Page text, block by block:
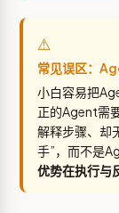
⚠️
常见误区：
小白容易把
正的Agent需
解释步骤、却
手”，而不是
优势在执行与